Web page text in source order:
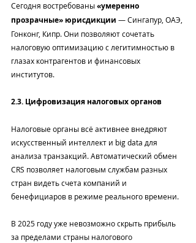
Сегодня востребованы «умеренно
прозрачные» юрисдикции — Сингапур, ОАЭ,
Гонконг, Кипр. Они позволяют сочетать
налоговую оптимизацию с легитимностью в
глазах контрагентов и финансовых
институтов.
2.3. Цифровизация налоговых органов
Налоговые органы всё активнее внедряют
искусственный интеллект и big data для
анализа транзакций. Автоматический обмен
CRS позволяет налоговым службам разных
стран видеть счета компаний и
бенефициаров в режиме реального времени.
В 2025 году уже невозможно скрыть прибыль
за пределами страны налогового